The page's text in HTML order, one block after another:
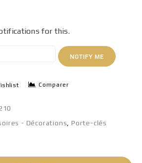
for this.
NOTIFY ME
Comparer
- Décorations ,Porte-clés